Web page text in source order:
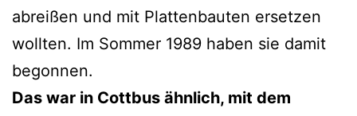
abreißen und mit Plattenbauten ersetzen
wollten. Im Sommer 1989 haben sie damit
begonnen.
Das war in Cottbus ähnlich, mit dem